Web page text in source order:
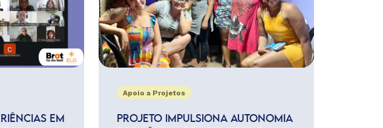
EM
Apoio a Projetos
PROJETO IMPULSIONA AUTONOMIA